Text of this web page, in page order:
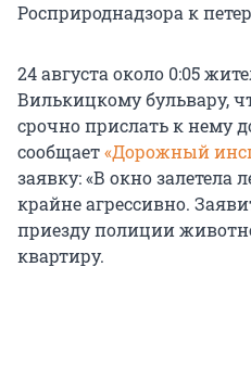
Росприроднадзора к
24 августа около 0:05
Вилькицкому бульвару,
срочно прислать к нему
сообщает«Дорожный
заявку: «В окно залетела
крайне агрессивно.
приезду полиции
квартиру.